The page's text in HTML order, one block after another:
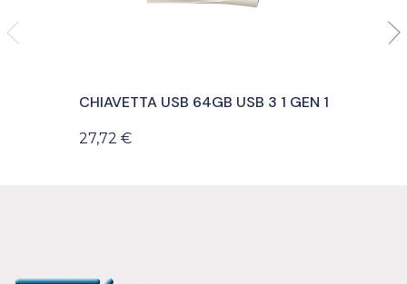
CHIAVETTA USB 64GB USB 3 1 GEN 1
27,72 €